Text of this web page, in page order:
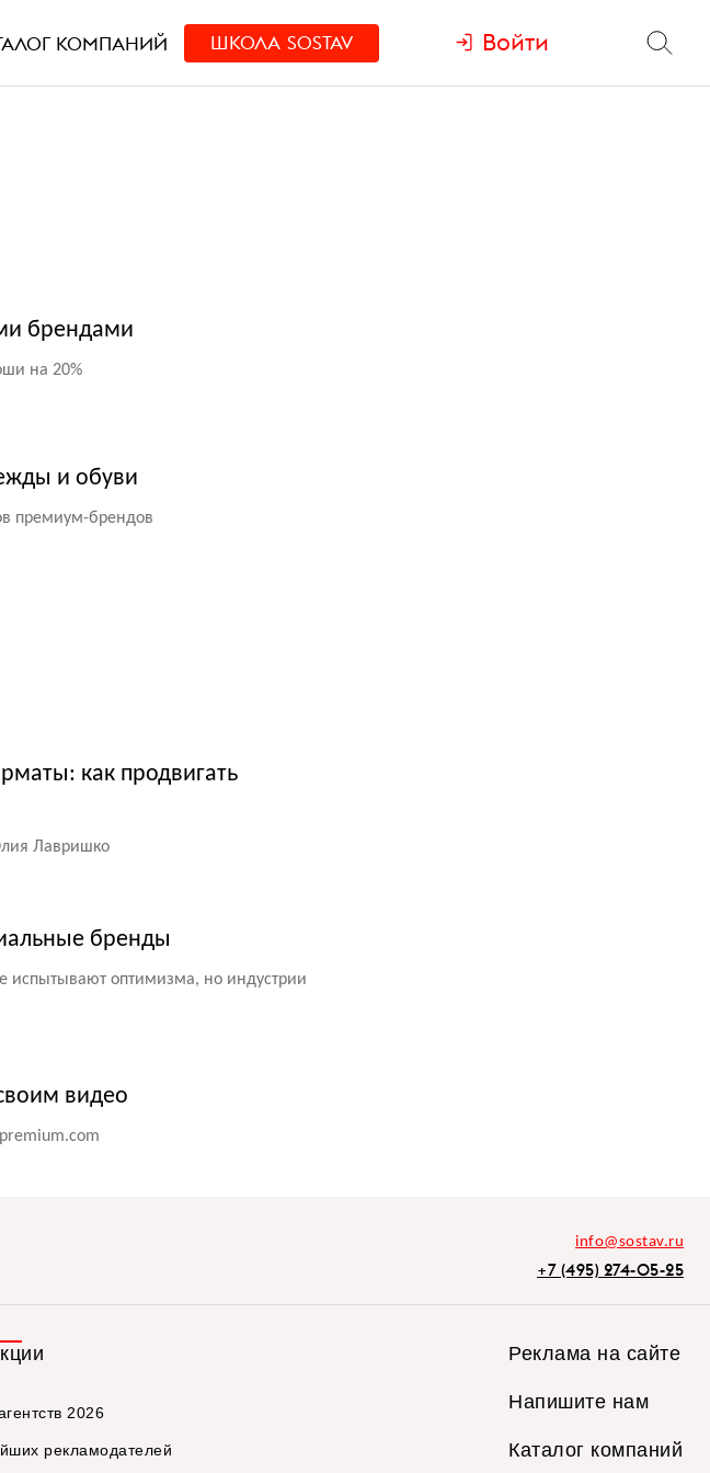
КОМПАНИЙ ШКОЛА SOSTAV Войти
брендами
на 20%
и обуви
премиум-брендов
как продвигать
Лавришко
бренды
испытывают оптимизма, но индустрии
видео
info@sostav.ru
+7 (495) 274-05-25
2026
рекламодателей
Реклама на сайте
Напишите нам
Каталог компаний